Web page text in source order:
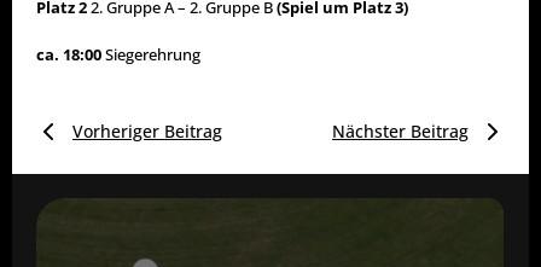
Platz 22. Gruppe A – 2. Gruppe B(Spiel um Platz 3)
ca. 18:00Siegerehrung
Vorheriger Beitrag Nächster Beitrag